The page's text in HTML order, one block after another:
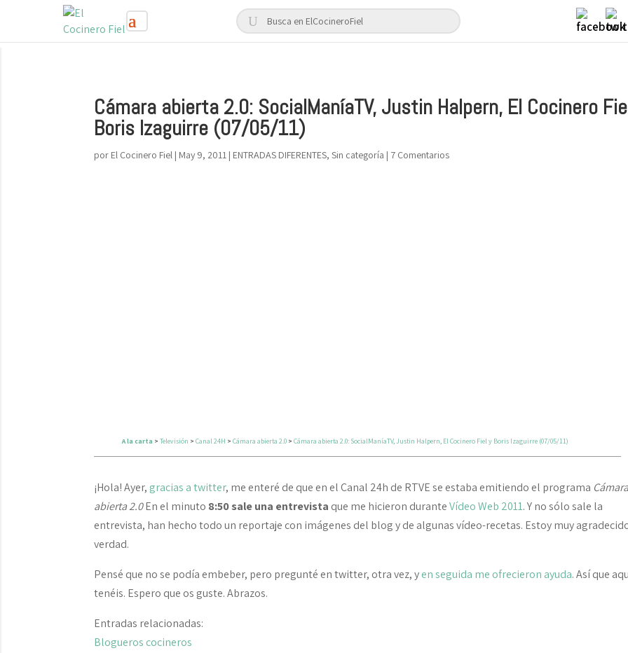
Cámara abierta 2.0: SocialManíaTV, Justin Halpern, El Cocinero
Boris Izaguirre (07/05/11)
por El Cocinero Fiel | May 9, 2011 | ENTRADAS DIFERENTES,Sin categoría | 7 Comentarios
A la carta > Televisión > Canal 24H > Cámara abierta 2.0> Cámara abierta 2.0: SocialManíaTV, Justin Halpern, El Cocinero Fiel y Boris Izaguirre (07/05/11)
¡Hola! Ayer, gracias a twitter, me enteré de que en el Canal 24h de RTVE se estaba emitiendo el programa
abierta 2.0En el minuto 8:50 sale una entrevista que me hicieron duranteVídeo Web 2011. Y no sólo sale la
entrevista, han hecho todo un reportaje con imágenes del blog y de algunas vídeo-recetas. Estoy muy
verdad.
Pensé que no se podía embeber, pero pregunté en twitter, otra vez, yen seguida me ofrecieron ayuda. Así que
tenéis. Espero que os guste. Abrazos.
Entradas relacionadas:
Blogueros cocineros